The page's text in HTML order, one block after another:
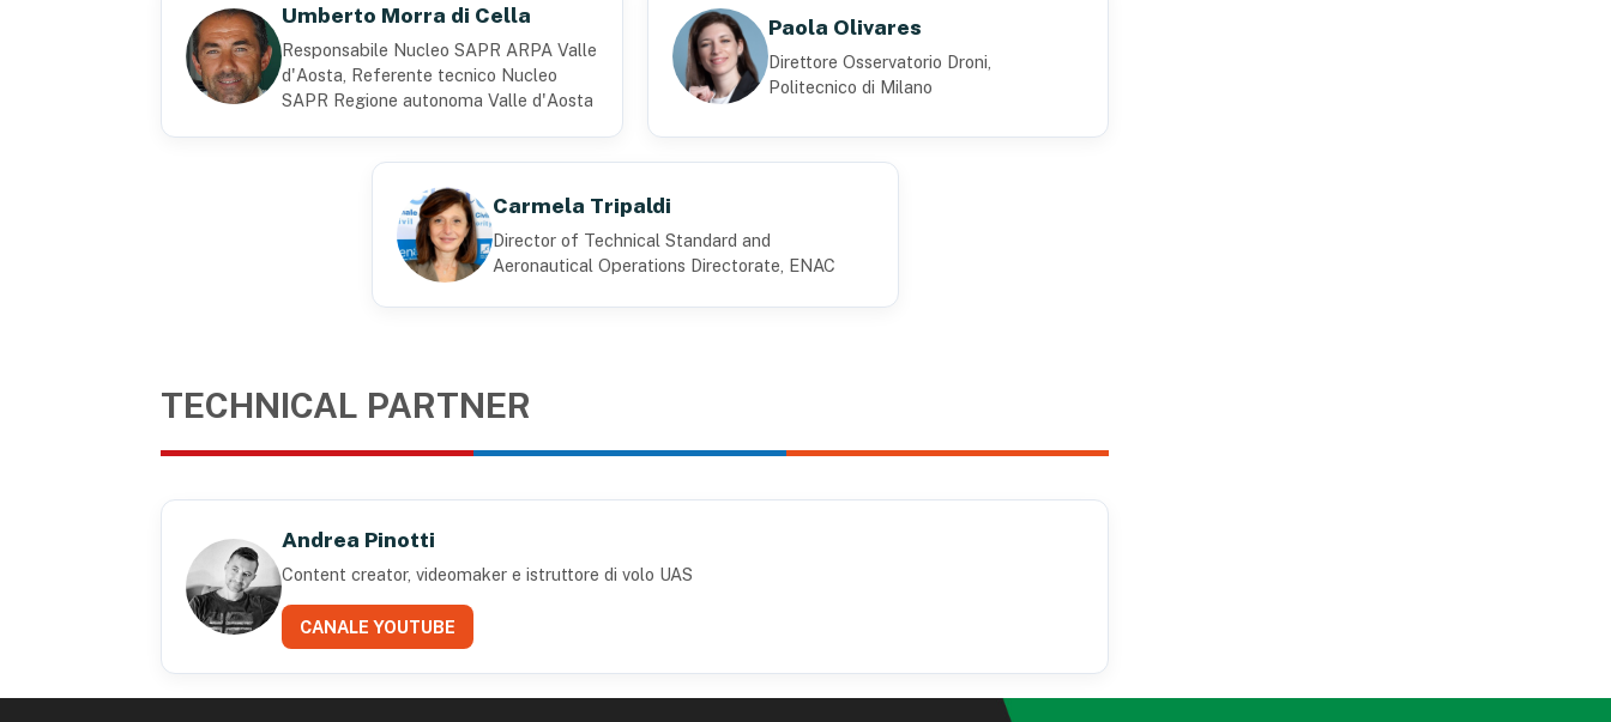
Umberto Morra di Cella
Responsabile Nucleo SAPR ARPA Valle
d'Aosta, Referente tecnico Nucleo
SAPR Regione autonoma Valle d'Aosta
Paola Olivares
Direttore Osservatorio Droni,
Politecnico di Milano
Carmela Tripaldi
Director of Technical Standard and
Aeronautical Operations Directorate, ENAC
TECHNICAL PARTNER
Andrea Pinotti
Content creator, videomaker e istruttore di volo UAS
CANALE YOUTUBE